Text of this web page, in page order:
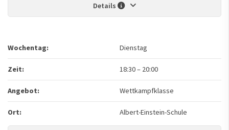
Details
Wochentag: Dienstag
Zeit: 18:30– 20:00
Angebot: Wettkampfklasse
Ort: Albert-Einstein-Schule